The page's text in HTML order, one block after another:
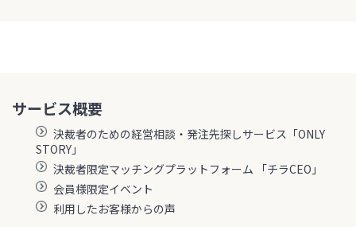
サービス概要
決裁者のための経営相談・発注先探しサービス「ONLY
STORY」
決裁者限定マッチングプラットフォーム 「チラCEO」
会員様限定イベント
利用したお客様からの声